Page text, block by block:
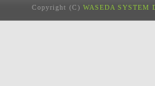
Copyright (C) WASEDA SYSTEM